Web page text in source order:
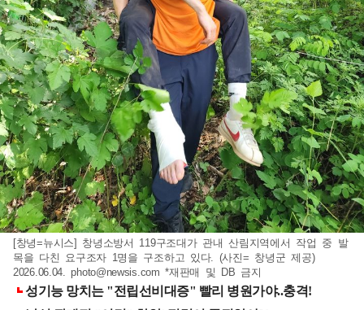
[창녕=뉴시스] 창녕소방서 119구조대가 관내 산림지역에서 작업 중 발
목을 다친 요구조자 1명을 구조하고 있다. (사진= 창녕군 제공)
2026.06.04.photo@newsis.com *재판매 및 DB 금지